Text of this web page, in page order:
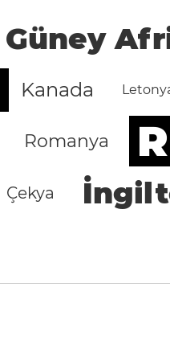
Güney
Kanada
Romanya
Çekya